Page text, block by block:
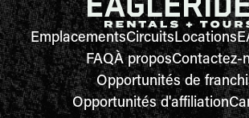
EmplacementsCircuitsLocations
FAQÀ proposContactez-
Opportunités de
Opportunités d'affiliation